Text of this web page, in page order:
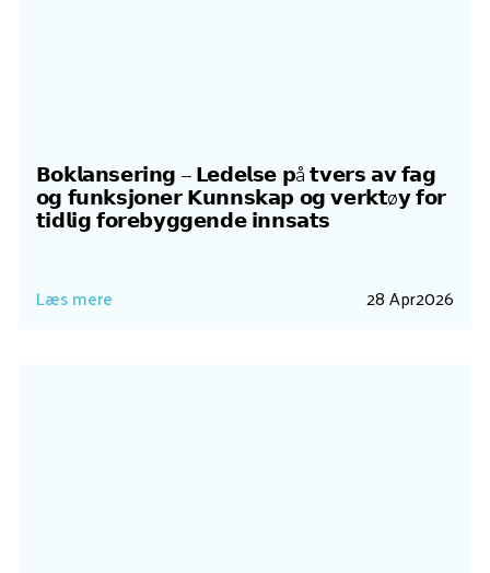
𝗕𝗼𝗸𝗹𝗮𝗻𝘀𝗲𝗿𝗶𝗻𝗴 – 𝗟𝗲𝗱𝗲𝗹𝘀𝗲 𝗽å 𝘁𝘃𝗲𝗿𝘀 𝗮𝘃 𝗳𝗮𝗴
𝗼𝗴 𝗳𝘂𝗻𝗸𝘀𝗷𝗼𝗻𝗲𝗿 𝗞𝘂𝗻𝗻𝘀𝗸𝗮𝗽 𝗼𝗴 𝘃𝗲𝗿𝗸𝘁ø𝘆 𝗳𝗼𝗿
𝘁𝗶𝗱𝗹𝗶𝗴 𝗳𝗼𝗿𝗲𝗯𝘆𝗴𝗴𝗲𝗻𝗱𝗲 𝗶𝗻𝗻𝘀𝗮𝘁𝘀
Læs mere 28 Apr2026